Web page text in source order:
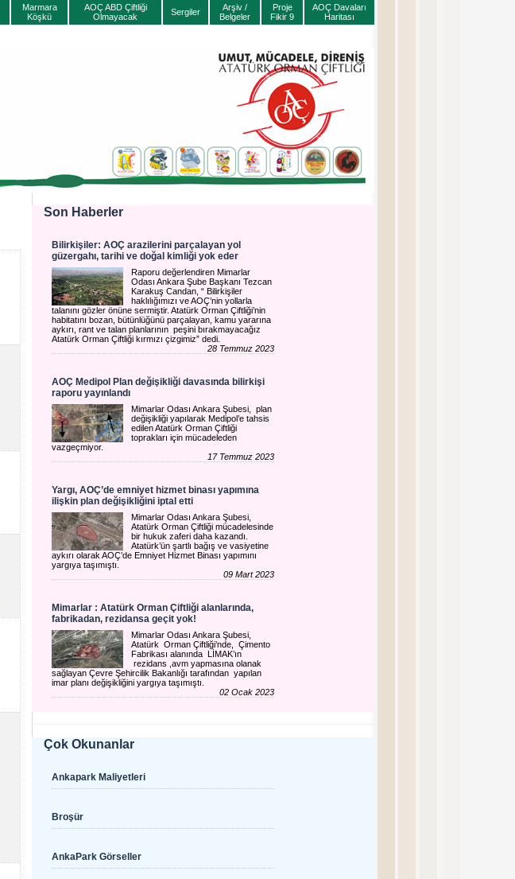
Marmara
Köşkü
AOÇ ABD Çiftliği
Olmayacak
Sergiler
Arşiv /
Belgeler
Proje
Fikir 9
AOÇ Davaları
Haritası
Son Haberler
Bilirkişiler: AOÇ arazilerini parçalayan yol
güzergahı, tarihi ve doğal kimliği yok eder
Raporu değerlendiren Mimarlar
Odası Ankara Şube Başkanı Tezcan
Karakuş Candan, “ Bilirkişiler
haklılığımızı ve AOÇ’nin yollarla
talanını gözler önüne sermiştir. Atatürk Orman Çiftliği’nin
habitatını bozan, bütünlüğünü parçalayan, kamu yararına
aykırı, rant ve talan planlarının peşini bırakmayacağız
Atatürk Orman Çiftliği kırmızı çizgimiz” dedi.
28 Temmuz 2023
AOÇ Medipol Plan değişikliği davasında bilirkişi
raporu yayınlandı
Mimarlar Odası Ankara Şubesi, plan
değişikliği yapılarak Medipol’e tahsis
edilen Atatürk Orman Çiftliği
toprakları için mücadeleden
vazgeçmiyor.
17 Temmuz 2023
Yargı, AOÇ’de emniyet hizmet binası yapımına
ilişkin plan değişikliğini iptal etti
Mimarlar Odası Ankara Şubesi,
Atatürk Orman Çiftliği mücadelesinde
bir hukuk zaferi daha kazandı.
Atatürk’ün şartlı bağış ve vasiyetine
aykırı olarak AOÇ’de Emniyet Hizmet Binası yapımını
yargıya taşımıştı.
09 Mart 2023
Mimarlar : Atatürk Orman Çiftliği alanlarında,
fabrikadan, rezidansa geçit yok!
Mimarlar Odası Ankara Şubesi,
Atatürk Orman Çiftliği’nde, Çimento
Fabrikası alanında LİMAK’ın
rezidans ,avm yapmasına olanak
sağlayan Çevre Şehircilik Bakanlığı tarafından yapılan
imar planı değişikliğini yargıya taşımıştı.
02 Ocak 2023
Çok Okunanlar
Ankapark Maliyetleri
Broşür
AnkaPark Görseller